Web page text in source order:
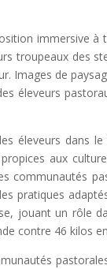
immersive
troupeaux des
Images de
éleveurs
éleveurs dans
aux
communautés
pratiques
jouant un rôle
contre 46 kilos